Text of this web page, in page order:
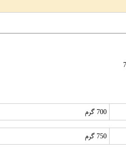
700 گرم
750 گرم